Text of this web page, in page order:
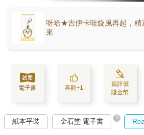
呀哈★吉伊卡哇旋風再起，精
來
電子書 喜歡+1
寫評價
賺金幣
紙本平裝 金石堂 電子書 ?